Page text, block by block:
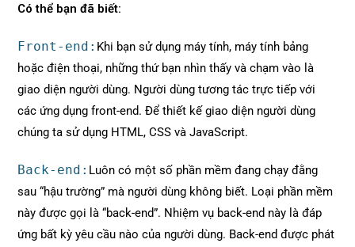
Có thể bạn đã biết:
Front-end: Khi bạn sử dụng máy tính, máy tính bảng
hoặc điện thoại, những thứ bạn nhìn thấy và chạm vào là
giao diện người dùng. Người dùng tương tác trực tiếp với
các ứng dụng front-end. Để thiết kế giao diện người dùng
chúng ta sử dụng HTML, CSS và JavaScript.
Back-end: Luôn có một số phần mềm đang chạy đằng
sau “hậu trường” mà người dùng không biết. Loại phần mềm
này được gọi là “back-end”. Nhiệm vụ back-end này là đáp
ứng bất kỳ yêu cầu nào của người dùng. Back-end được phát